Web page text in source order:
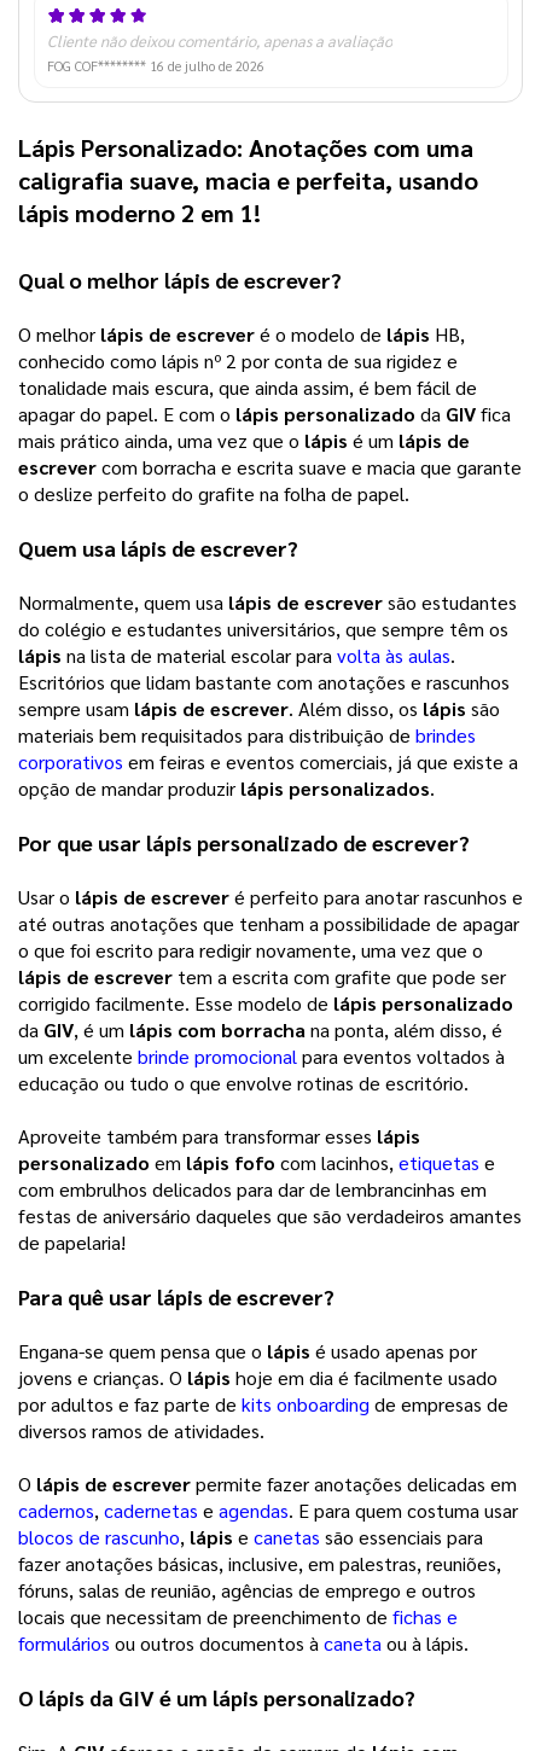
Cliente não deixou comentário, apenas a avaliação
FOG COF******** 16 de julho de 2026
Lápis Personalizado: Anotações com uma
caligrafia suave, macia e perfeita, usando
lápis moderno 2 em 1!
Qual o melhor lápis de escrever?
O melhor lápis de escrever é o modelo de lápis HB,
conhecido como lápis nº 2 por conta de sua rigidez e
tonalidade mais escura, que ainda assim, é bem fácil de
apagar do papel. E com o lápis personalizado da GIV fica
mais prático ainda, uma vez que o lápis é um lápis de
escrever com borracha e escrita suave e macia que garante
o deslize perfeito do grafite na folha de papel.
Quem usa lápis de escrever?
Normalmente, quem usa lápis de escrever são estudantes
lápis na lista de material escolar para volta às aulas.
Escritórios que lidam bastante com anotações e rascunhos
sempre usam lápis de escrever. Além disso, os lápis são
materiais bem requisitados para distribuição de brindes
corporativos em feiras e eventos comerciais, já que existe a
opção de mandar produzir lápis personalizados.
Por que usar lápis personalizado de escrever?
Usar o lápis de escrever é perfeito para anotar rascunhos e
até outras anotações que tenham a possibilidade de apagar
lápis de escrever tem a escrita com grafite que pode ser
corrigido facilmente. Esse modelo de lápis personalizado
da GIV, é um lápis com borracha na ponta, além disso, é
um excelente brinde promocional para eventos voltados à
educação ou tudo o que envolve rotinas de escritório.
Aproveite também para transformar esses lápis
personalizado em lápis fofo com lacinhos, etiquetas e
com embrulhos delicados para dar de lembrancinhas em
festas de aniversário daqueles que são verdadeiros amantes
de papelaria!
Para quê usar lápis de escrever?
Engana-se quem pensa que o lápis é usado apenas por
jovens e crianças. O lápis hoje em dia é facilmente usado
por adultos e faz parte de kits onboarding de empresas de
diversos ramos de atividades.
O lápis de escrever
cadernos, cadernetas e agendas
blocos de rascunho, lápis e canetas são essenciais para
fazer anotações básicas, inclusive, em palestras, reuniões,
fóruns, salas de reunião, agências de emprego e outros
locais que necessitam de preenchimento de fichas e
formulários ou outros documentos à canetaou à lápis.
O lápis da GIV é um lápis personalizado?